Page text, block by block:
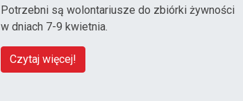
Potrzebni są wolontariusze do zbiórki żywności
w dniach 7-9 kwietnia.
Czytaj więcej!